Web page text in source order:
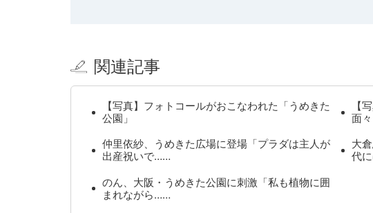
関連記事
【写真】フォトコールがおこなわれた「うめきた
公園」
【
面々
仲里依紗、うめきた広場に登場「プラダは主人が
出産祝いで……
大
代
のん、大阪・うめきた公園に刺激「私も植物に囲
まれながら……